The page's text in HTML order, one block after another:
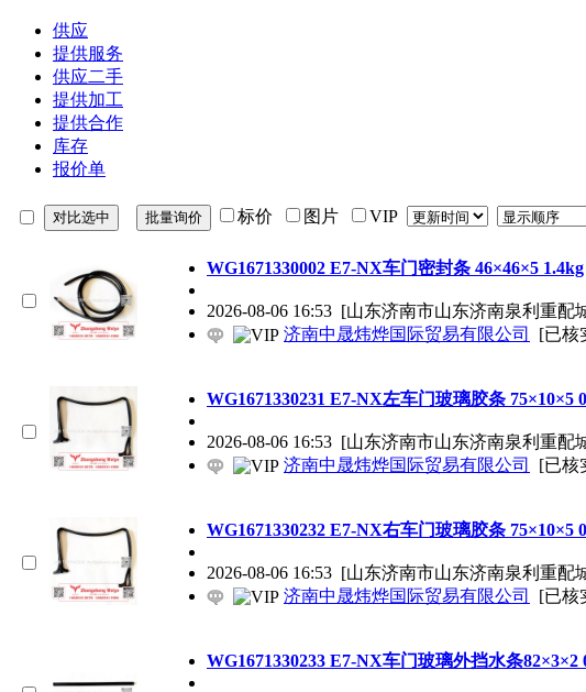
供应
提供服务
供应二手
提供加工
提供合作
库存
报价单
标价 图片 VIP
WG1671330002 E7-NX车门密封条 46×46×5 1.4kg
2026-08-06 16:53 [山东济南市山东济南泉利重配
济南中晟炜烨国际贸易有限公司
[已核
WG1671330231 E7-NX左车门玻璃胶条 75×10×5
2026-08-06 16:53 [山东济南市山东济南泉利重配
济南中晟炜烨国际贸易有限公司
[已核
WG1671330232 E7-NX右车门玻璃胶条 75×10×5
2026-08-06 16:53 [山东济南市山东济南泉利重配
济南中晟炜烨国际贸易有限公司
[已核
WG1671330233 E7-NX车门玻璃外挡水条82×3×2